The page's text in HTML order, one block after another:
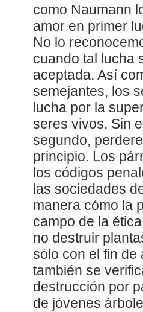
como Naumann
amor en primer
No lo
cuando tal lucha
aceptada. Así
semejantes, los
lucha por la
seres vivos. Sin
segundo,
principio. Los
los códigos
las sociedades
manera cómo la
campo de la
no destruir
sólo con el fin de
también se
destrucción por
de jóvenes